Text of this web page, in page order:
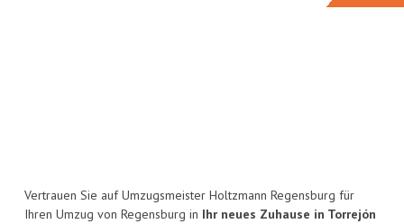
Vertrauen Sie auf Umzugsmeister Holtzmann Regensburg für
Ihren Umzug von Regensburg in Ihr neues Zuhause in Torrejón